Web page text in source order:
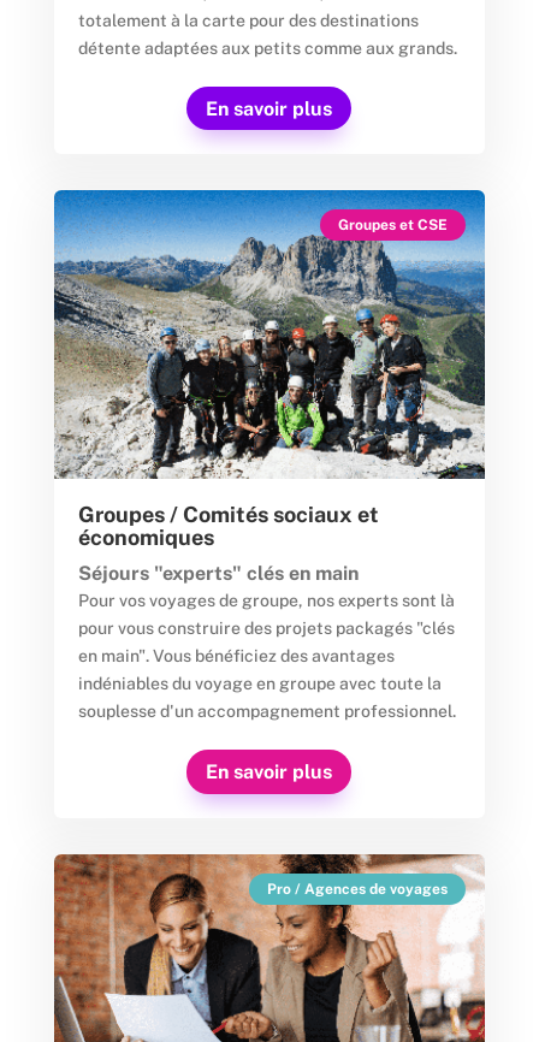
totalement à la carte pour des destinations
détente adaptées aux petits comme aux grands.
En savoir plus
Groupes et CSE
Groupes / Comités sociaux et
économiques
Séjours "experts" clés en main
Pour vos voyages de groupe, nos experts sont là
pour vous construire des projets packagés "clés
en main". Vous bénéficiez des avantages
indéniables du voyage en groupe avec toute la
souplesse d'un accompagnement professionnel.
En savoir plus
Pro / Agences de voyages